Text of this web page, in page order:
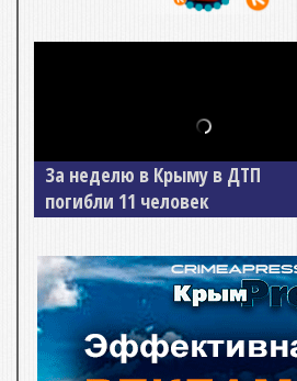
За неделю в Крыму в ДТП
погибли 11 человек
В Джанкое водитель ВАЗа сбил
двух детей на «зебре»